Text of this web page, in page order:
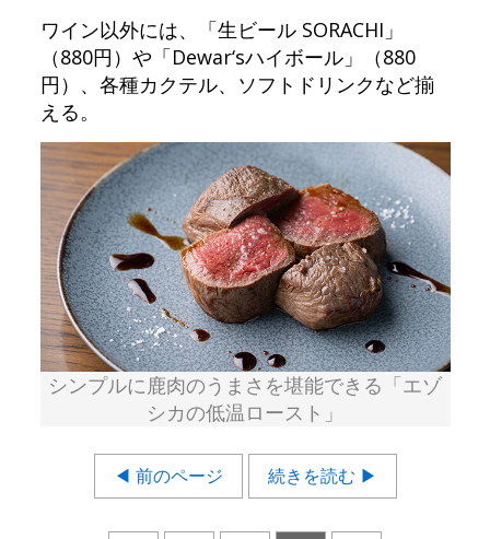
ワイン以外には、「生ビール SORACHI」
（880円）や「Dewar‘sハイボール」（880
円）、各種カクテル、ソフトドリンクなど揃
える。
シンプルに鹿肉のうまさを堪能できる「エゾ
シカの低温ロースト」
◀ 前のページ 続きを読む ▶